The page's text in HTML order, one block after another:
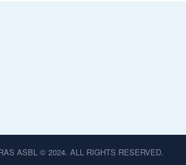
ASBL © 2024. ALL RIGHTS RESERVED.